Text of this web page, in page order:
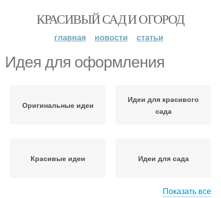
КРАСИВЫЙ САД И ОГОРОД
главная новости статьи
Идея для оформления
Оригинальные идеи
Идеи для красивого
сада
Красивые идеи Идеи для сада
Показать все